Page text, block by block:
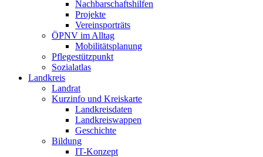
Nachbarschaftshilfen
Projekte
Vereinsporträts
ÖPNV im Alltag
Mobilitätsplanung
Pflegestützpunkt
Sozialatlas
Landkreis
Landrat
Kurzinfo und Kreiskarte
Landkreisdaten
Landkreiswappen
Geschichte
Bildung
IT-Konzept